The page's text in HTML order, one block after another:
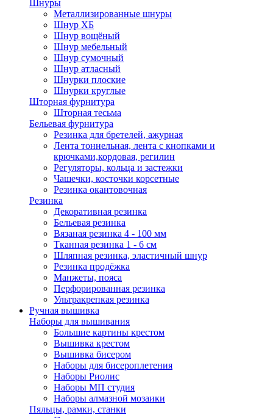
Шнуры
Металлизированные шнуры
Шнур ХБ
Шнур вощёный
Шнур мебельный
Шнур сумочный
Шнур атласный
Шнурки плоские
Шнурки круглые
Шторная фурнитура
Шторная тесьма
Бельевая фурнитура
Резинка для бретелей, ажурная
Лента тоннельная, лента с кнопками и
крючками,кордовая, регилин
Регуляторы, кольца и застежки
Чашечки, косточки корсетные
Резинка окантовочная
Резинка
Декоративная резинка
Бельевая резинка
Вязаная резинка 4 - 100 мм
Тканная резинка 1 - 6 см
Шляпная резинка, эластичный шнур
Резинка продёжка
Манжеты, пояса
Перфорированная резинка
Ультракрепкая резинка
Ручная вышивка
Наборы для вышивания
Большие картины крестом
Вышивка крестом
Вышивка бисером
Наборы для бисероплетения
Наборы Риолис
Наборы МП студия
Наборы алмазной мозаики
Пяльцы, рамки, станки